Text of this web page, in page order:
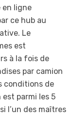
en ligne
ce hub au
Le
est
à la fois de
par camion
conditions de
est parmi les 5
l’un des maîtres